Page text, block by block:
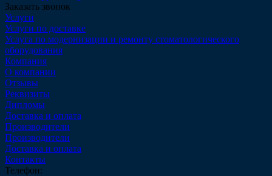
Заказать звонок
Услуги
Услуги по доставке
Услуга по модернизации и ремонту стоматологического
оборудования
Компания
О компании
Отзывы
Реквизиты
Дипломы
Доставка и оплата
Производители
Производители
Доставка и оплата
Контакты
Телефон: